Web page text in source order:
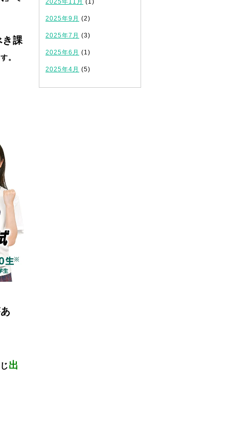
き課
。
出
2025年11月 (1)
2025年9月 (2)
2025年7月 (3)
2025年6月 (1)
2025年4月 (5)